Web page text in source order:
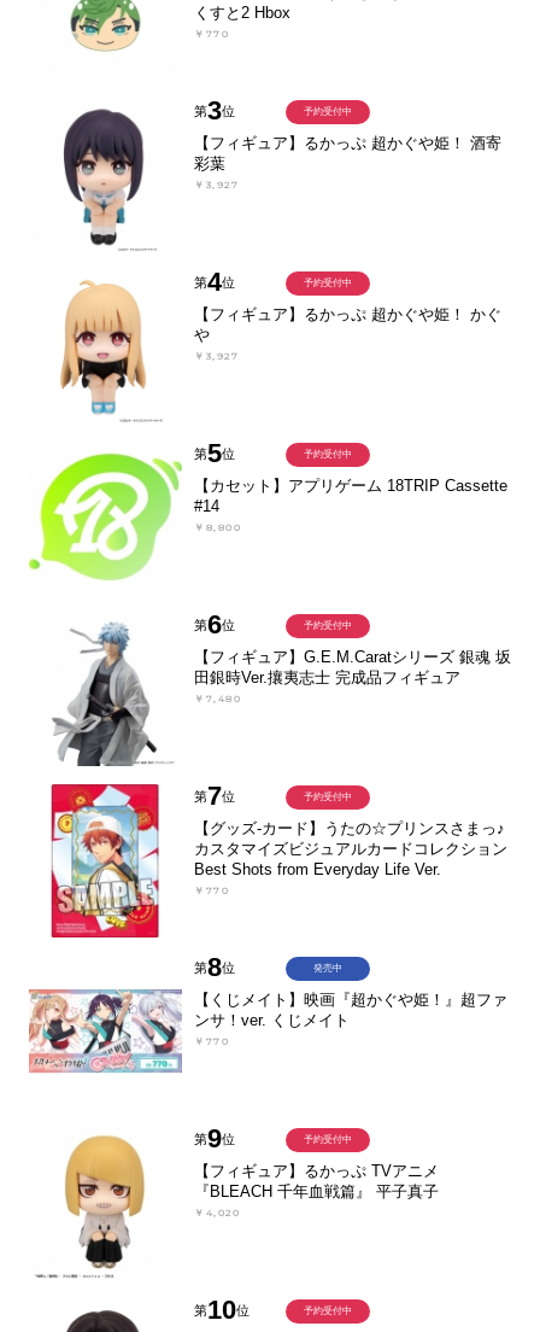
くすと2 Hbox
￥770
第3位
【フィギュア】るかっぷ 超かぐや姫！ 酒寄
彩葉
￥3,927
予約受付中
第4位
【フィギュア】るかっぷ 超かぐや姫！ かぐ
や
￥3,927
予約受付中
第5位
【カセット】アプリゲーム 18TRIP Cassette
#14
￥8,800
予約受付中
第6位
【フィギュア】G.E.M.Caratシリーズ 銀魂 坂
田銀時Ver.攘夷志士 完成品フィギュア
￥7,480
予約受付中
第7位
【グッズ-カード】うたの☆プリンスさまっ♪
カスタマイズビジュアルカードコレクション
Best Shots from Everyday Life Ver.
￥770
予約受付中
第8位
【くじメイト】映画『超かぐや姫！』超ファ
ンサ！ver. くじメイト
￥770
発売中
第9位
【フィギュア】るかっぷ TVアニメ
『BLEACH 千年血戦篇』 平子真子
￥4,020
予約受付中
第10位 予約受付中